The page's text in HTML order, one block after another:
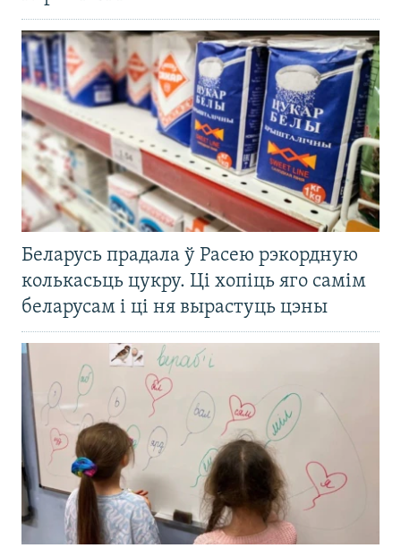
Беларусь прадала ў Расею рэкордную
колькасьць цукру. Ці хопіць яго самім
беларусам і ці ня вырастуць цэны